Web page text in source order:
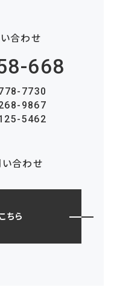
合わせ
668
7730
9867
5462
合わせ
ちら